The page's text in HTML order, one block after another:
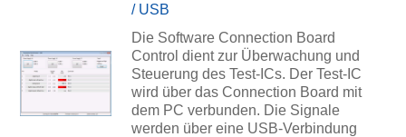
/ USB
Die Software Connection Board
Control dient zur Überwachung und
Steuerung des Test-ICs. Der Test-IC
wird über das Connection Board mit
dem PC verbunden. Die Signale
werden über eine USB-Verbindung